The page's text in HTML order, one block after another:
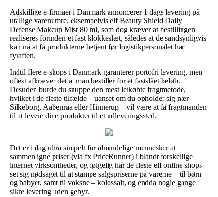
Adskillige e-firmaer i Danmark annoncerer 1 dags levering på
utallige varenumre, eksempelvis elf Beauty Shield Daily
Defense Makeup Mist 80 ml, som dog kræver at bestillingen
realiseres forinden et fast klokkeslæt, således at de sandsynligvis
kan nå at få produkterne betjent før logistikpersonalet har
fyraften.
Indtil flere e-shops i Danmark garanterer portofri levering, men
oftest afkræver det at man bestiller for et fastslået beløb.
Desuden burde du snuppe den mest letkøbte fragtmetode,
hvilket i de fleste tilfælde – uanset om du opholder sig nær
Silkeborg, Aabenraa eller Hinnerup – vil være at få fragtmanden
til at levere dine produkter til et udleveringssted.
Det er i dag ultra simpelt for almindelige mennesker at
sammenligne priser (via fx PriceRunner) i blandt forskellige
internet virksomheder, og følgelig har de fleste elf online shops
set sig nødsaget til at stampe salgspriserne på varerne – til børn
og babyer, samt til voksne – kolossalt, og endda nogle gange
sikre levering uden gebyr.